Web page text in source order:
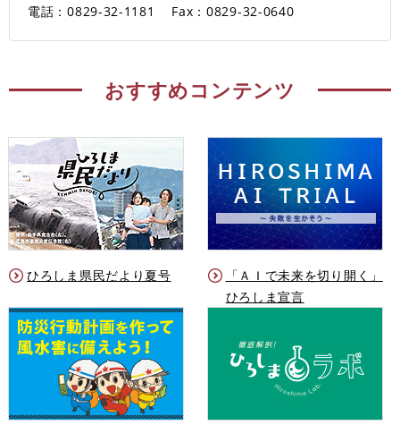
電話：0829-32-1181
Fax：0829-32-0640
おすすめコンテンツ
ひろしま県民だより夏号
「ＡＩで未来を切り開く」
ひろしま宣言